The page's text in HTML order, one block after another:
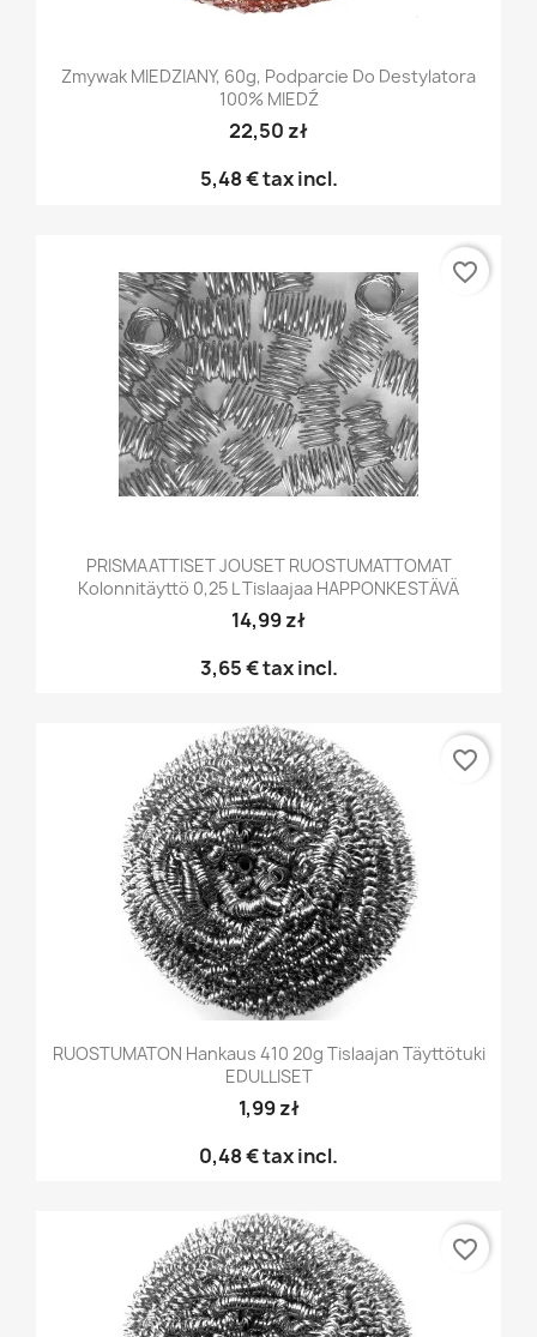
Zmywak MIEDZIANY, 60g, Podparcie Do Destylatora
100% MIEDŹ
22,50 zł
5,48 €tax incl.
PRISMAATTISET JOUSET RUOSTUMATTOMAT
Kolonnitäyttö 0,25 L Tislaajaa HAPPONKESTÄVÄ
14,99 zł
3,65 €tax incl.
favorite_border
RUOSTUMATON Hankaus 410 20g Tislaajan Täyttötuki
EDULLISET
1,99 zł
0,48 €tax incl.
favorite_border
favorite_border